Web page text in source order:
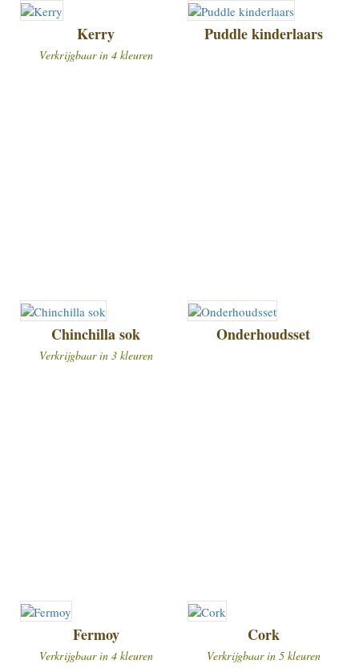
Kerry
Verkrijgbaar in 4 kleuren
Puddle kinderlaars
Chinchilla sok
Verkrijgbaar in 3 kleuren
Onderhoudsset
Fermoy
Verkrijgbaar in 4 kleuren
Cork
Verkrijgbaar in 5 kleuren